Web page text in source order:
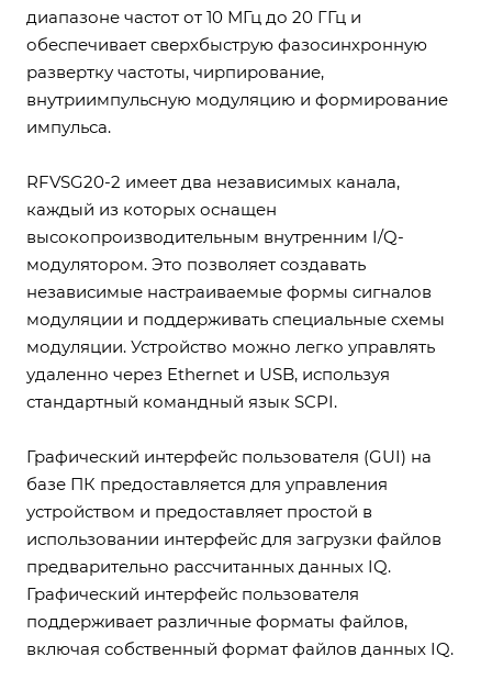
диапазоне частот от 10 МГц до 20 ГГц и
обеспечивает сверхбыструю фазосинхронную
развертку частоты, чирпирование,
внутриимпульсную модуляцию и формирование
импульса.
RFVSG20-2 имеет два независимых канала,
каждый из которых оснащен
высокопроизводительным внутренним I/Q-
модулятором. Это позволяет создавать
независимые настраиваемые формы сигналов
модуляции и поддерживать специальные схемы
модуляции. Устройство можно легко управлять
удаленно через Ethernet и USB, используя
стандартный командный язык SCPI.
Графический интерфейс пользователя (GUI) на
базе ПК предоставляется для управления
устройством и предоставляет простой в
использовании интерфейс для загрузки файлов
предварительно рассчитанных данных IQ.
Графический интерфейс пользователя
поддерживает различные форматы файлов,
включая собственный формат файлов данных IQ.